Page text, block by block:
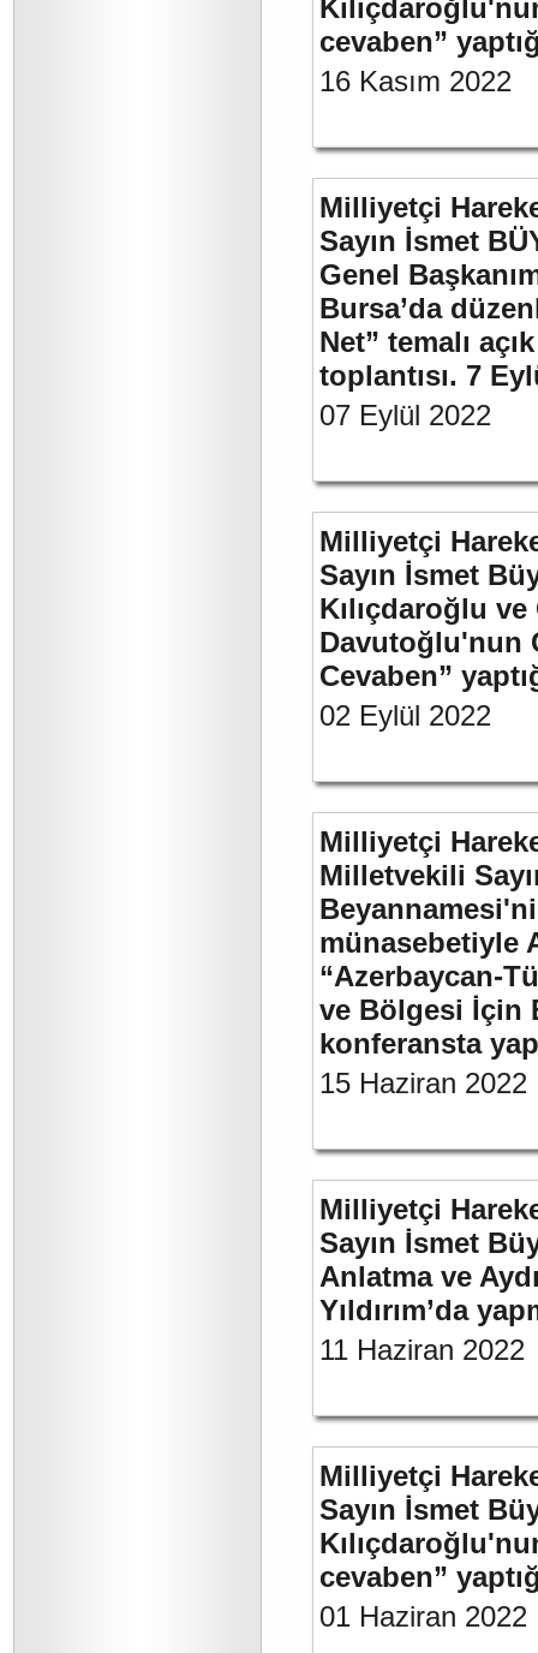
cevaben”
16 Kasım 2022
Milliyetçi
Sayın İsmet
Genel
Bursa’da
Net” temalı
toplantısı. 7
07 Eylül 2022
Milliyetçi
Sayın İsmet
Kılıçdaroğlu
Davutoğlu'nun
Cevaben”
02 Eylül 2022
Milliyetçi
Milletvekili
münasebetiyle
“Azerbaycan-
ve Bölgesi İçin
konferansta
15 Haziran 2022
Milliyetçi
Sayın İsmet
Anlatma ve
Yıldırım’da
11 Haziran 2022
Milliyetçi
Sayın İsmet
cevaben”
01 Haziran 2022